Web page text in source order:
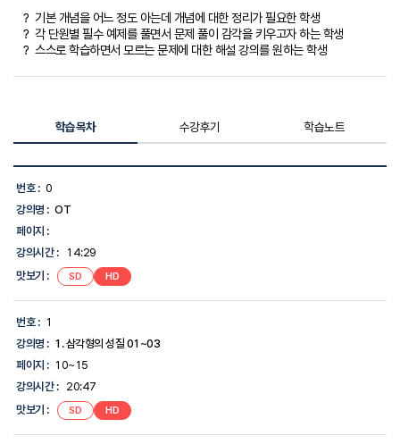
？ 기본 개념을 어느 정도 아는데 개념에 대한 정리가 필요한 학생
？ 각 단원별 필수 예제를 풀면서 문제 풀이 감각을 키우고자 하는 학생
？ 스스로 학습하면서 모르는 문제에 대한 해설 강의를 원하는 학생
학습목차 수강후기 학습노트
습
목
차
목
록
번
강
의
명,
강
의
간,
맛
보
번호 : 0
강의명 : OT
페이지 :
강의시간 :
14:29
맛보기 :
SD HD
번호 : 1
강의명 : 1. 삼각형의 성질 01~03
페이지 : 10~15
강의시간 :
20:47
맛보기 :
SD HD